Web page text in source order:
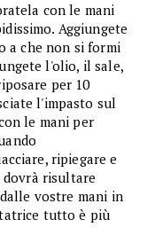
con le mani
Aggiungete
a che non si formi
l'olio, il sale,
per 10
l'impasto sul
le mani per
ripiegare e
risultare
vostre mani in
tutto è più